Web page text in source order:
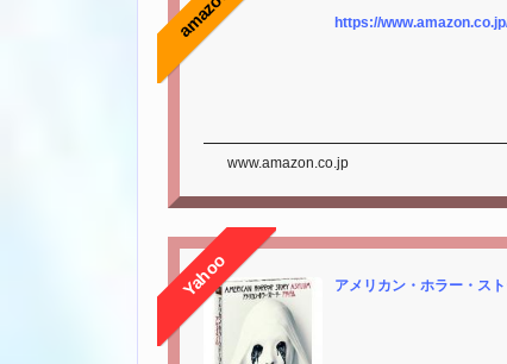
amazon https://
www.amazon.co.jp
Yahoo アメリカン・ホラー・ス